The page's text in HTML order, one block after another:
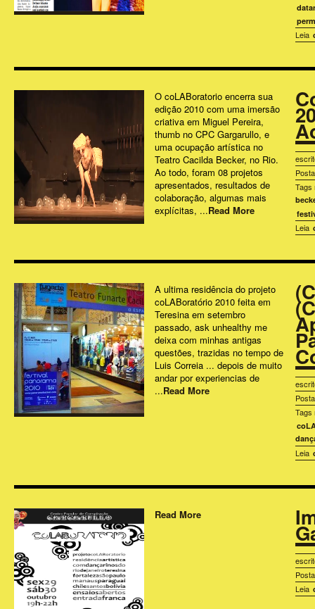
Leia
O coLABoratorio encerra sua
edição 2010 com uma imersão
criativa em Miguel Pereira,
thumb no CPC Gargarullo, e
uma ocupação artística no
Teatro Cacilda Becker, no Rio.
Ao todo, foram 08 projetos
apresentados, resultados de
colaboração, algumas mais
explícitas, ...Read More
Tags
Leia
A ultima residência do projeto
coLABoratório 2010 feita em
Teresina em setembro
passado, ask unhealthy me
deixa com minhas antigas
questões, trazidas no tempo de
Luis Correia ... depois de muito
andar por experiencias de
...Read More
Tags
Leia
Read More
Leia